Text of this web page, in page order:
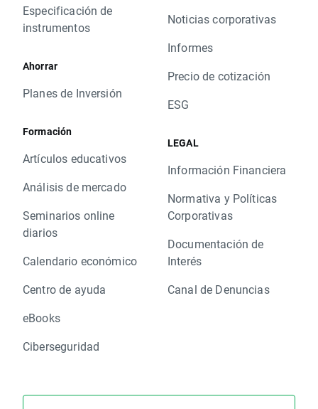
Especificación de
instrumentos
Ahorrar
Planes de Inversión
Formación
Artículos educativos
Análisis de mercado
Seminarios online
diarios
Calendario económico
Centro de ayuda
eBooks
Ciberseguridad
Noticias corporativas
Informes
Precio de cotización
ESG
LEGAL
Información Financiera
Normativa y Políticas
Corporativas
Documentación de
Interés
Canal de Denuncias